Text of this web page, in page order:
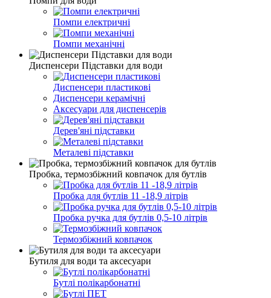
Помпи електричні
Помпи механічні
Диспенсери Підставки для води
Диспенсери пластикові
Диспенсери керамічні
Аксесуари для диспенсерів
Дерев'яні підставки
Металеві підставки
Пробка, термозбіжний ковпачок для бутлів
Пробка для бутлів 11 -18,9 літрів
Пробка ручка для бутлів 0,5-10 літрів
Термозбіжний ковпачок
Бутиля для води та аксесуари
Бутлі полікарбонатні